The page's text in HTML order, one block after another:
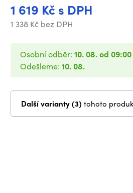
1 619 Kč s DPH
1 338 Kč bez DPH
Osobní odběr: 10. 08. od 09:00
Odešleme: 10. 08.
Další varianty (3) tohoto